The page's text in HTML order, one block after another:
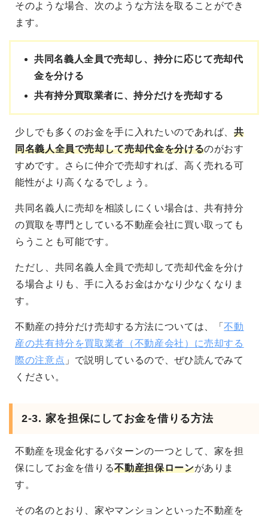
そのような場合、次のような方法を取ることができ
ます。
共同名義人全員で売却し、持分に応じて売却代
金を分ける
共有持分買取業者に、持分だけを売却する
少しでも多くのお金を手に入れたいのであれば、共
同名義人全員で売却して売却代金を分けるのがおす
すめです。さらに仲介で売却すれば、高く売れる可
能性がより高くなるでしょう。
共同名義人に売却を相談しにくい場合は、共有持分
の買取を専門としている不動産会社に買い取っても
らうことも可能です。
ただし、共同名義人全員で売却して売却代金を分け
る場合よりも、手に入るお金はかなり少なくなりま
す。
不動産の持分だけ売却する方法については、「不動
産の共有持分を買取業者（不動産会社）に売却する
際の注意点 」で説明しているので、ぜひ読んでみて
ください。
2-3. 家を担保にしてお金を借りる方法
不動産を現金化するパターンの一つとして、家を担
保にしてお金を借りる不動産担保ローンがありま
す。
その名のとおり、家やマンションといった不動産を